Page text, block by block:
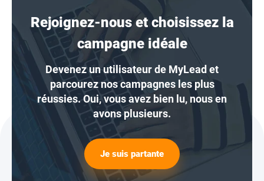
Rejoignez-nous et choisissez la
campagne idéale
Devenez un utilisateur de MyLead et
parcourez nos campagnes les plus
réussies. Oui, vous avez bien lu, nous en
avons plusieurs.
Je suis partante